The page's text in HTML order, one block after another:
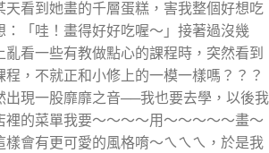
天看到她畫的千層蛋糕，害我整個好想吃
：「哇！畫得好好吃喔～」接著過沒幾
亂看一些有教做點心的課程時，突然看到
程，不就正和小修上的一模一樣嗎？？？
出現一股靡靡之音──我也要去學，以後我
裡的菜單我要～～～～用～～～～～畫～
樣會有更可愛的風格唷～ㄟㄟㄟ，於是我